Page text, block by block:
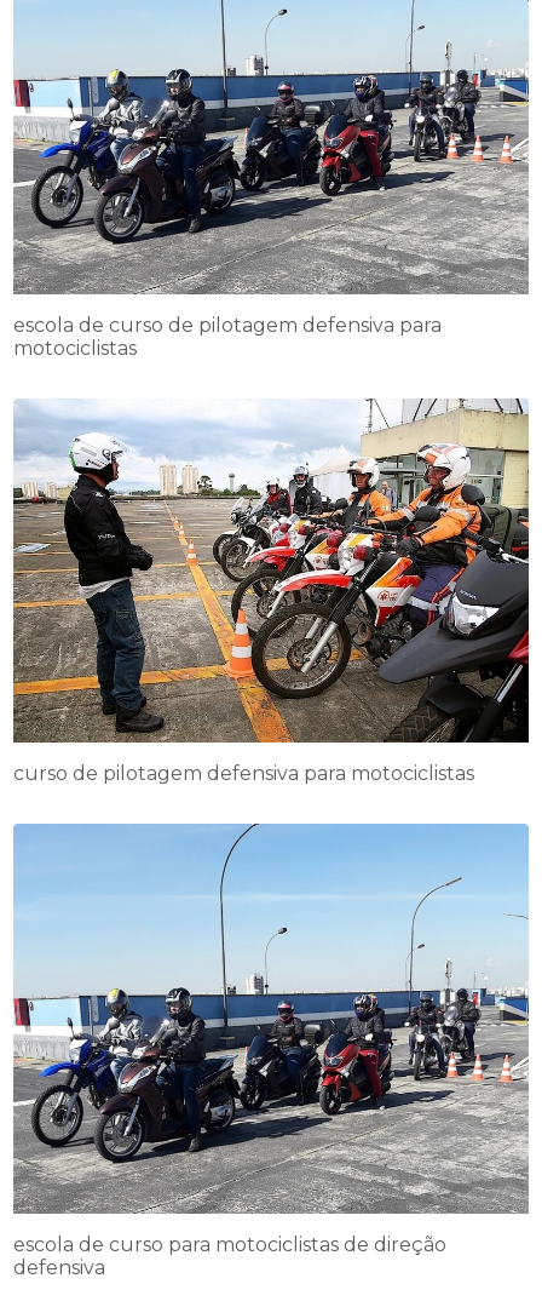
escola de curso de pilotagem defensiva para
motociclistas
curso de pilotagem defensiva para motociclistas
escola de curso para motociclistas de direção
defensiva